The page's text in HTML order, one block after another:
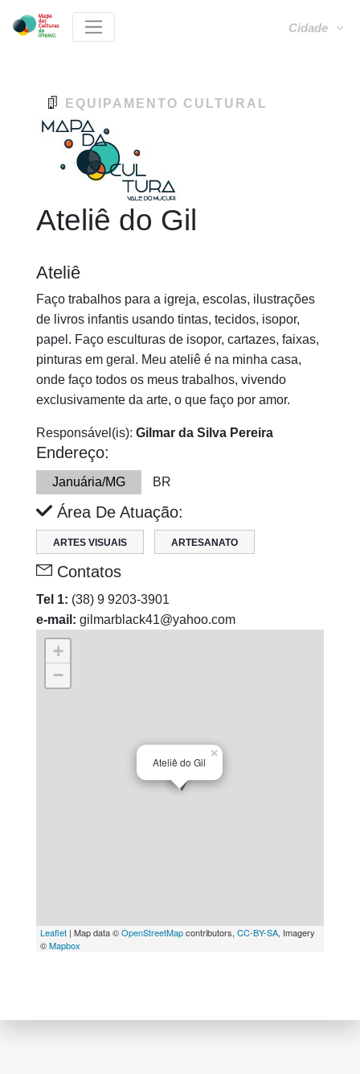
Cidade
EQUIPAMENTO CULTURAL
Ateliê do Gil
Ateliê
Faço trabalhos para a igreja, escolas, ilustrações
de livros infantis usando tintas, tecidos, isopor,
papel. Faço esculturas de isopor, cartazes, faixas,
pinturas em geral. Meu ateliê é na minha casa,
onde faço todos os meus trabalhos, vivendo
exclusivamente da arte, o que faço por amor.
Responsável(is): Gilmar da Silva Pereira
Endereço:
Januária/MG BR
Área De Atuação:
ARTES VISUAIS ARTESANATO
Contatos
Tel 1: (38) 9 9203-3901
e-mail: gilmarblack41@yahoo.com
Ateliê do Gil
×
+
−
Leaflet | Map data ©OpenStreetMapcontributors, CC-BY-SA, Imagery
©Mapbox